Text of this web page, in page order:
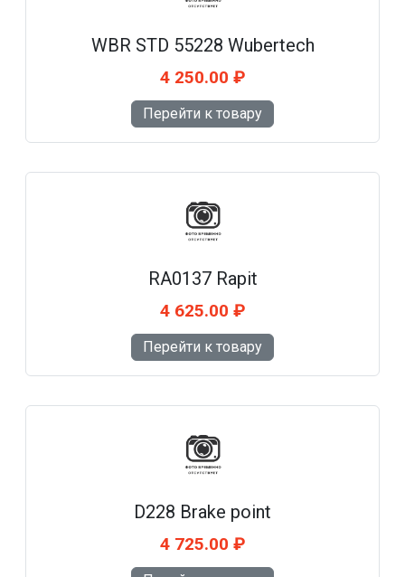
WBR STD 55228 Wubertech
4 250.00 ₽
Перейти к товару
RA0137 Rapit
4 625.00 ₽
Перейти к товару
D228 Brake point
4 725.00 ₽